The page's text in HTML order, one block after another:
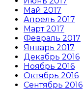
Май 2017
Апрель 2017
Март 2017
Февраль 2017
Январь 2017
Декабрь 2016
Ноябрь 2016
Октябрь 2016
Сентябрь 2016